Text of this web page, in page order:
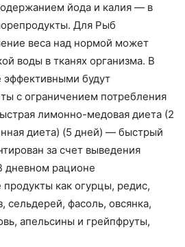
йода и калия — в
Для Рыб
веса над нормой может
воды в тканях организма. В
эффективными будут
с ограничением потребления
лимонно-медовая диета (2
диета) (5 дней) — быстрый
за счет выведения
дневном рационе
продукты как огурцы, редис,
сельдерей, фасоль, овсянка,
апельсины и грейпфруты,